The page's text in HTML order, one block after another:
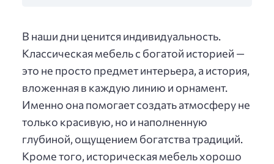
В наши дни ценится индивидуальность.
Классическая мебель с богатой историей —
это не просто предмет интерьера, а история,
вложенная в каждую линию и орнамент.
Именно она помогает создать атмосферу не
только красивую, но и наполненную
глубиной, ощущением богатства традиций.
Кроме того, историческая мебель хорошо